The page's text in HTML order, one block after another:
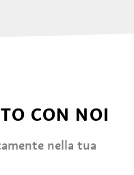
CON NOI
nella tua